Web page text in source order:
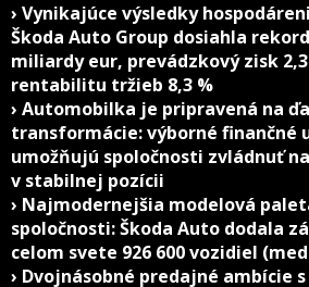
› Vynikajúce výsledky
Škoda Auto Group dosiahla
miliardy eur, prevádzkový zisk
rentabilitu tržieb 8,3 %
› Automobilka je pripravená na
transformácie: výborné finančné
umožňujú spoločnosti zvládnuť
v stabilnej pozícii
› Najmodernejšia modelová
spoločnosti: Škoda Auto dodala
celom svete 926 600 vozidiel
› Dvojnásobné predajné ambície